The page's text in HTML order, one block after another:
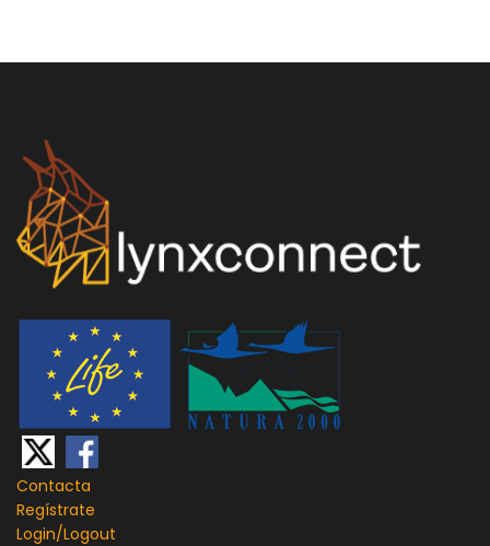
Contacta
Regístrate
Login/Logout